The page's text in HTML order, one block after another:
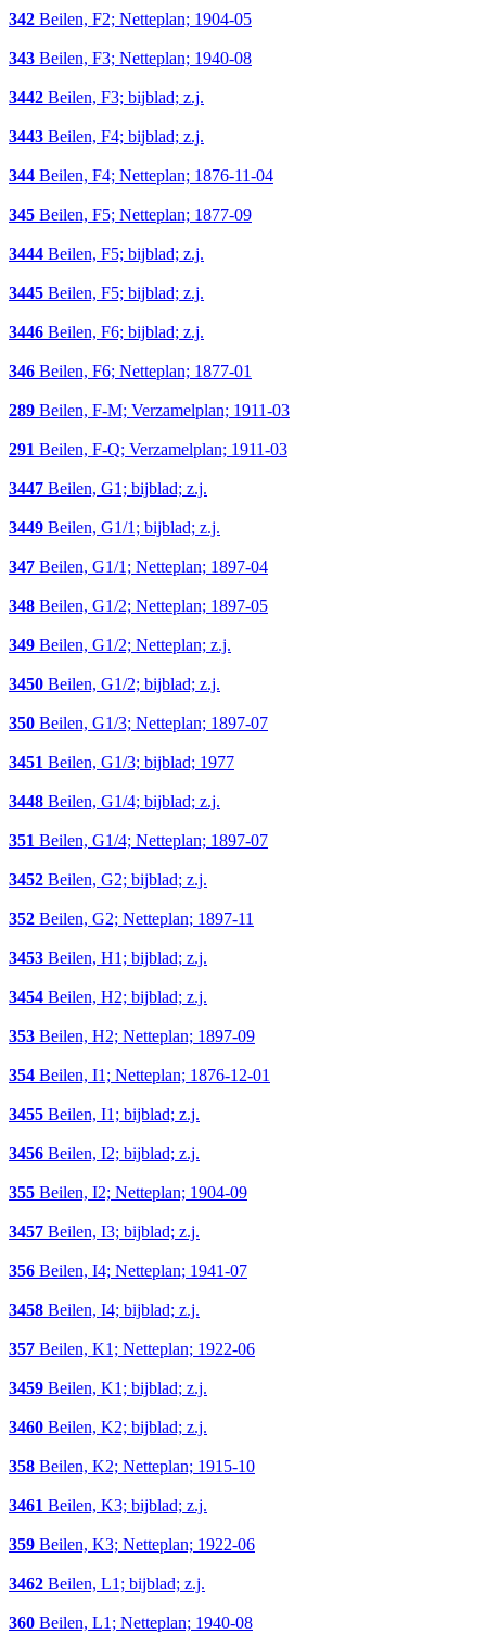
342 Beilen, F2; Netteplan; 1904-05
343 Beilen, F3; Netteplan; 1940-08
3442 Beilen, F3; bijblad; z.j.
3443 Beilen, F4; bijblad; z.j.
344 Beilen, F4; Netteplan; 1876-11-04
345 Beilen, F5; Netteplan; 1877-09
3444 Beilen, F5; bijblad; z.j.
3445 Beilen, F5; bijblad; z.j.
3446 Beilen, F6; bijblad; z.j.
346 Beilen, F6; Netteplan; 1877-01
289 Beilen, F-M; Verzamelplan; 1911-03
291 Beilen, F-Q; Verzamelplan; 1911-03
3447 Beilen, G1; bijblad; z.j.
3449 Beilen, G1/1; bijblad; z.j.
347 Beilen, G1/1; Netteplan; 1897-04
348 Beilen, G1/2; Netteplan; 1897-05
349 Beilen, G1/2; Netteplan; z.j.
3450 Beilen, G1/2; bijblad; z.j.
350 Beilen, G1/3; Netteplan; 1897-07
3451 Beilen, G1/3; bijblad; 1977
3448 Beilen, G1/4; bijblad; z.j.
351 Beilen, G1/4; Netteplan; 1897-07
3452 Beilen, G2; bijblad; z.j.
352 Beilen, G2; Netteplan; 1897-11
3453 Beilen, H1; bijblad; z.j.
3454 Beilen, H2; bijblad; z.j.
353 Beilen, H2; Netteplan; 1897-09
354 Beilen, I1; Netteplan; 1876-12-01
3455 Beilen, I1; bijblad; z.j.
3456 Beilen, I2; bijblad; z.j.
355 Beilen, I2; Netteplan; 1904-09
3457 Beilen, I3; bijblad; z.j.
356 Beilen, I4; Netteplan; 1941-07
3458 Beilen, I4; bijblad; z.j.
357 Beilen, K1; Netteplan; 1922-06
3459 Beilen, K1; bijblad; z.j.
3460 Beilen, K2; bijblad; z.j.
358 Beilen, K2; Netteplan; 1915-10
3461 Beilen, K3; bijblad; z.j.
359 Beilen, K3; Netteplan; 1922-06
3462 Beilen, L1; bijblad; z.j.
360 Beilen, L1; Netteplan; 1940-08